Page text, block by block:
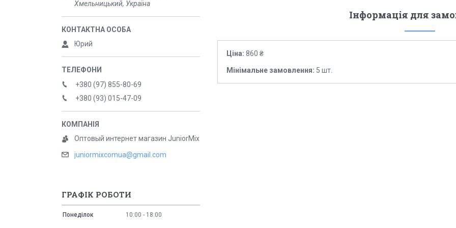
Інформація для
Ціна: 860 ₴
Мінімальне замовлення: 5 шт.
Хмельницький, Україна
Юрий
+380 (97) 855-80-69
+380 (93) 015-47-09
Оптовый интернет магазин JuniorMix
juniormixcomua@gmail.com
ГРАФІК РОБОТИ
Понеділок 10:00 18:00